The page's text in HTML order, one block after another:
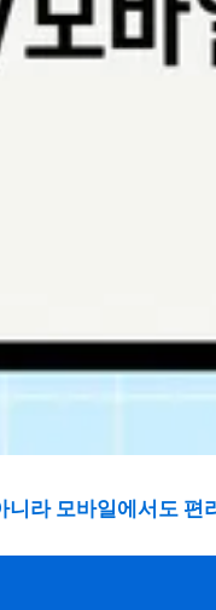
라 모바일에서도 편